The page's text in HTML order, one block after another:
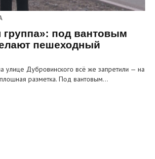
группа»: под вантовым
пешеходный
улице Дубровинского всё же запретили — на
разметка. Под вантовым…